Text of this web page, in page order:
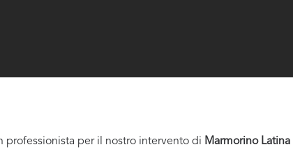
professionista per il nostro intervento di Marmorino Latina